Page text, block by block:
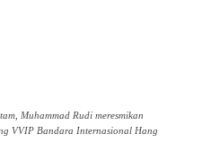
Muhammad Rudi meresmikan
VVIP Bandara Internasional Hang